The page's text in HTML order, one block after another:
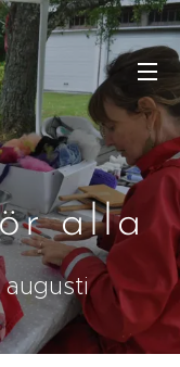
alla
augusti